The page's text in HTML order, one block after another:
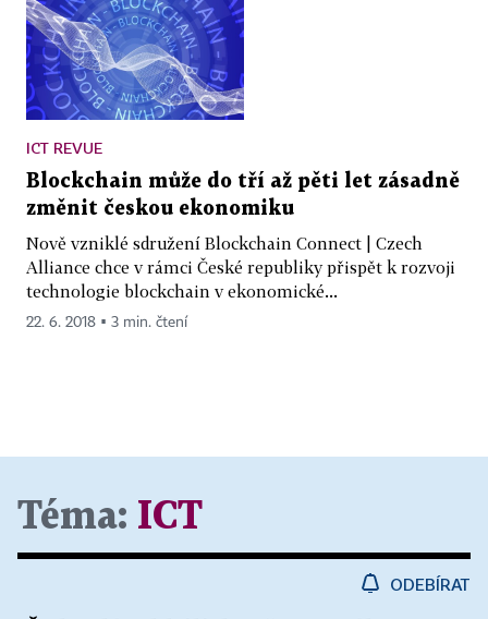
ICT REVUE
Blockchain může do tří až pěti let zásadně
změnit českou ekonomiku
Nově vzniklé sdružení Blockchain Connect | Czech
Alliance chce v rámci České republiky přispět k rozvoji
technologie blockchain v ekonomické...
22. 6. 2018 ▪ 3 min. čtení
Téma: ICT
ODEBÍRAT